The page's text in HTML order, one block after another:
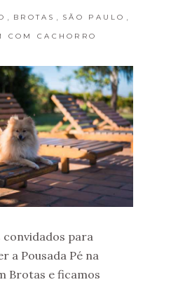
, BROTAS , SÃO PAULO ,
COM CACHORRO
convidados para
a Pousada Pé na
Brotas e ficamos